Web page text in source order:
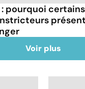
: pourquoi certains
Voir plus